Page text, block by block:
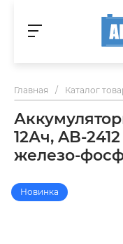
Главная / Каталог
12Ач, AB-
железо-
Новинка